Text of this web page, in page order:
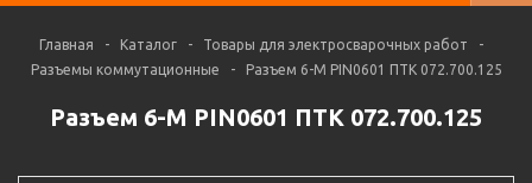
Главная - Каталог - Товары для электросварочных работ
-
Разъемы коммутационные
- Разъем 6-M PIN0601 ПТК 072.700.125
Разъем 6-M PIN0601 ПТК 072.700.125